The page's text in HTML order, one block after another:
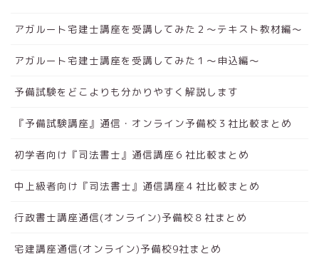
アガルート宅建士講座を受講してみた２～テキスト教材編～
アガルート宅建士講座を受講してみた１～申込編～
予備試験をどこよりも分かりやすく解説します
『予備試験講座』通信・オンライン予備校３社比較まとめ
初学者向け『司法書士』通信講座６社比較まとめ
中上級者向け『司法書士』通信講座４社比較まとめ
行政書士講座通信(オンライン)予備校８社まとめ
宅建講座通信(オンライン)予備校9社まとめ